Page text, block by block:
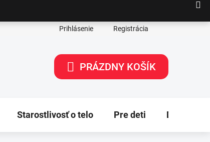
Prihlásenie Registrácia
NÁKUPNÝ
PRÁZDNY KOŠÍK
Starostlivosť o telo Pre deti Dekorácie